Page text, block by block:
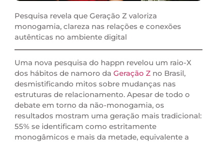
Pesquisa revela que Geração Z valoriza
monogamia, clareza nas relações e conexões
autênticas no ambiente digital
Uma nova pesquisa do happn revelou um raio-X
dos hábitos de namoro da Geração Z no Brasil,
desmistificando mitos sobre mudanças nas
estruturas de relacionamento. Apesar de todo o
debate em torno da não-monogamia, os
resultados mostram uma geração mais tradicional:
55% se identificam como estritamente
monogâmicos e mais da metade, equivalente a